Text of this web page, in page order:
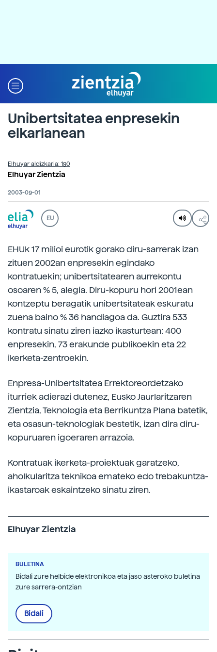
Unibertsitatea enpresekin
elkarlanean
Elhuyar aldizkaria: 190
Elhuyar Zientzia
2003-09-01
EU
EHUk 17 milioi eurotik gorako diru-sarrerak izan
zituen 2002an enpresekin egindako
kontratuekin; unibertsitatearen aurrekontu
osoaren % 5, alegia. Diru-kopuru hori 2001ean
kontzeptu beragatik unibertsitateak eskuratu
zuena baino % 36 handiagoa da. Guztira 533
kontratu sinatu ziren iazko ikasturtean: 400
enpresekin, 73 erakunde publikoekin eta 22
ikerketa-zentroekin.
Enpresa-Unibertsitatea Errektoreordetzako
iturriek adierazi dutenez, Eusko Jaurlaritzaren
Zientzia, Teknologia eta Berrikuntza Plana batetik,
eta osasun-teknologiak bestetik, izan dira diru-
kopuruaren igoeraren arrazoia.
Kontratuak ikerketa-proiektuak garatzeko,
aholkularitza teknikoa emateko edo trebakuntza-
ikastaroak eskaintzeko sinatu ziren.
Elhuyar Zientzia
BULETINA
Bidali zure helbide elektronikoa eta jaso asteroko buletina
zure sarrera-ontzian
Bidali